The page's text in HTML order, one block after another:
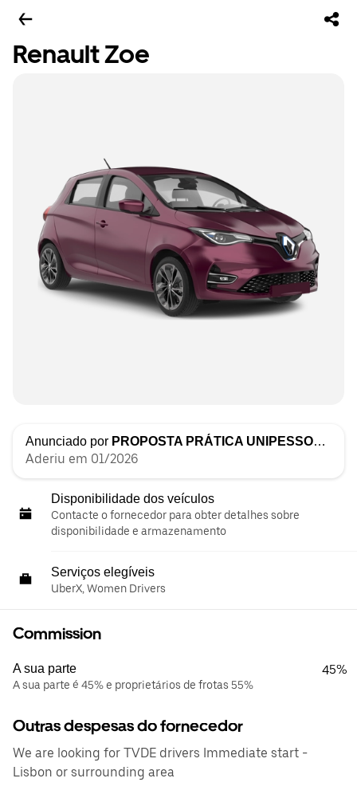
Renault Zoe
Anunciado por PROPOSTA PRÁTICA UNIPESSOAL LDA
Aderiu em 01/2026
Disponibilidade dos veículos
Contacte o fornecedor para obter detalhes sobre
disponibilidade e armazenamento
Serviços elegíveis
UberX, Women Drivers
Commission
A sua parte
A sua parte é 45% e proprietários de frotas 55%
45%
Outras despesas do fornecedor
We are looking for TVDE drivers Immediate start -
Lisbon or surrounding area